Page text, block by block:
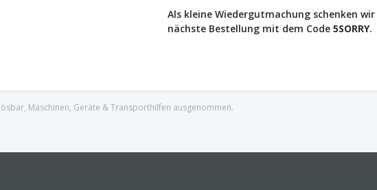
Als kleine Wiedergutmachung schenken
nächste Bestellung mit dem Code 5SORRY.
Maschinen, Geräte & Transporthilfen ausgenommen.